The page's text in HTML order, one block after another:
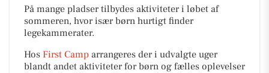
På mange pladser tilbydes aktiviteter i løbet af
sommeren, hvor især børn hurtigt finder
legekammerater.
Hos First Camp arrangeres der i udvalgte uger
blandt andet aktiviteter for børn og fælles oplevelser